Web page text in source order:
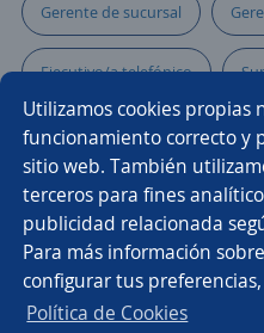
Utilizamos cookies propias
funcionamiento correcto y
sitio web. También
terceros para fines
publicidad relacionada
Para más información
configurar tus
Política de Cookies
Gerente de sucursal
Ejecutivo/a telefónico
Coordinador/a
Encargado/a Ejecutivo/a
Supervisor/a
Ejecutivo/a de ventas
Buscar es
CT App